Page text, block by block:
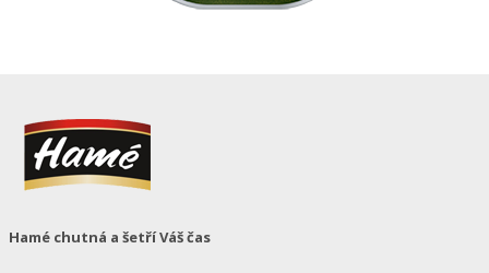
Hamé chutná a šetří Váš čas